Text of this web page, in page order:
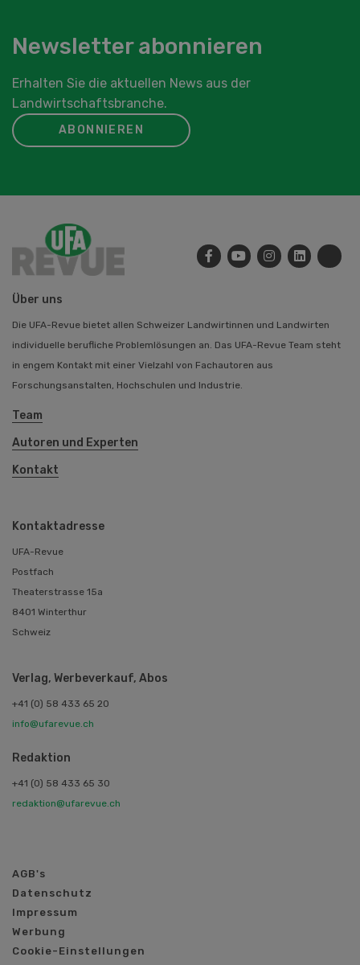
Newsletter abonnieren
Erhalten Sie die aktuellen News aus der
Landwirtschaftsbranche.
ABONNIEREN
Über uns
Die UFA-Revue bietet allen Schweizer Landwirtinnen und Landwirten
individuelle berufliche Problemlösungen an. Das UFA-Revue Team steht
in engem Kontakt mit einer Vielzahl von Fachautoren aus
Forschungsanstalten, Hochschulen und Industrie.
Team
Autoren und Experten
Kontakt
Kontaktadresse
UFA-Revue
Postfach
Theaterstrasse 15a
8401 Winterthur
Schweiz
Verlag, Werbeverkauf, Abos
+41 (0) 58 433 65 20
info@ufarevue.ch
Redaktion
+41 (0) 58 433 65 30
redaktion@ufarevue.ch
AGB's
Datenschutz
Impressum
Werbung
Cookie-Einstellungen